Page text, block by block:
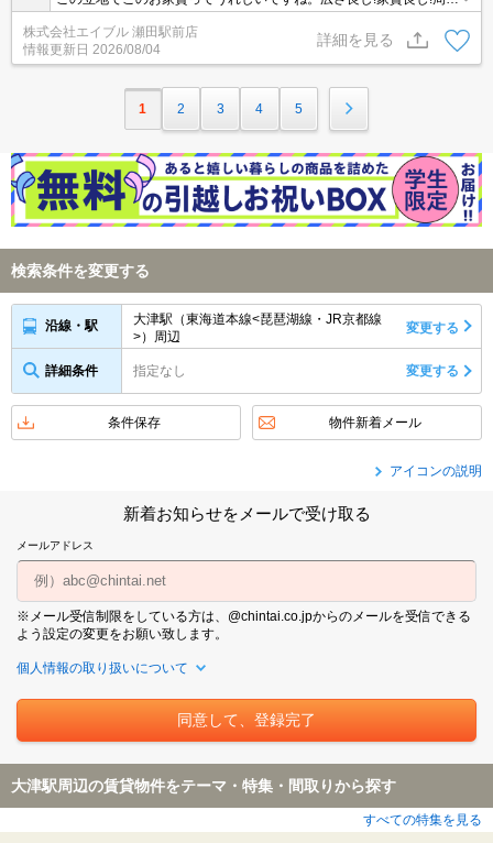
環境良し!。
株式会社エイブル 瀬田駅前店
情報更新日 2026/08/04
詳細を見る
1 2 3 4 5
検索条件を変更する
沿線・駅
大津駅（東海道本線<琵琶湖線・JR京都線
>）周辺
変更する
詳細条件 指定なし 変更する
条件保存 物件新着メール
アイコンの説明
新着お知らせをメールで受け取る
メールアドレス
※メール受信制限をしている方は、@chintai.co.jpからのメールを受信できる
よう設定の変更をお願い致します。
個人情報の取り扱いについて
大津駅周辺の賃貸物件をテーマ・特集・間取りから探す
すべての特集を見る